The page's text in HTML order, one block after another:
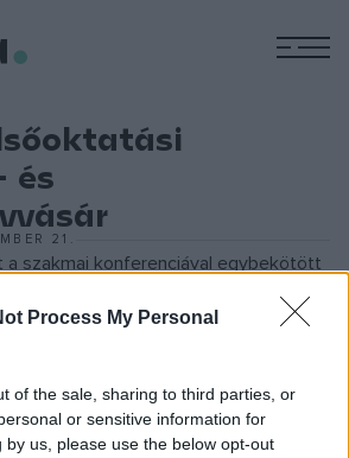
Process My Personal
of the sale, sharing to third parties, or
or sensitive information for
by us, please use the below opt-out
és
21.
a szakmai konferenciával egybekötött
Tankönyv- és Szakkönyvvásár a
Gazdaságtudományi Egyetem
Egyesülésének (MKKE)